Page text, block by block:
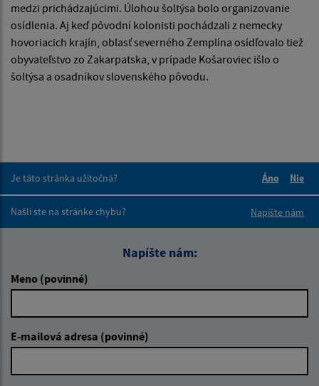
medzi prichádzajúcimi. Úlohou šoltýsa bolo organizovanie
osídlenia. Aj keď pôvodní kolonisti pochádzali z nemecky
hovoriacich krajín, oblasť severného Zemplína osídľovalo tiež
obyvateľstvo zo Zakarpatska, v prípade Košaroviec išlo o
šoltýsa a osadníkov slovenského pôvodu.
Je táto stránka užitočná?
Áno
Nie
Našli ste na stránke chybu?
Napíšte nám
Napíšte nám:
Meno (povinné)
E-mailová adresa (povinné)